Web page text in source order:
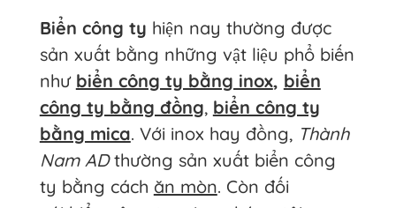
Biển công ty hiện nay thường được
sản xuất bằng những vật liệu phổ biến
như biển công ty bằng inox, biển
công ty bằng đồng, biển công ty
bằng mica. Với inox hay đồng, Thành
Nam ADthường sản xuất biển công
ty bằng cách ăn mòn. Còn đối